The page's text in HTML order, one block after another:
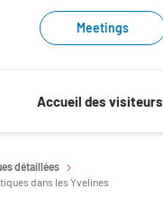
Meetings
Accueil des visiteurs
détaillées
dans les Yvelines